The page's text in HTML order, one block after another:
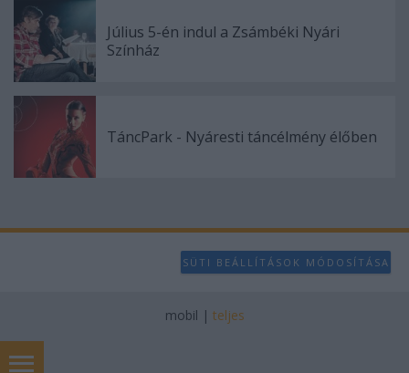
Július 5-én indul a Zsámbéki Nyári
Színház
TáncPark - Nyáresti táncélmény élőben
SÜTI BEÁLLÍTÁSOK MÓDOSÍTÁSA
mobil | teljes